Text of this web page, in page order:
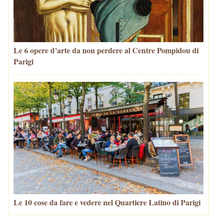
Le 6 opere d’arte da non perdere al Centre Pompidou di
Parigi
Le 10 cose da fare e vedere nel Quartiere Latino di Parigi